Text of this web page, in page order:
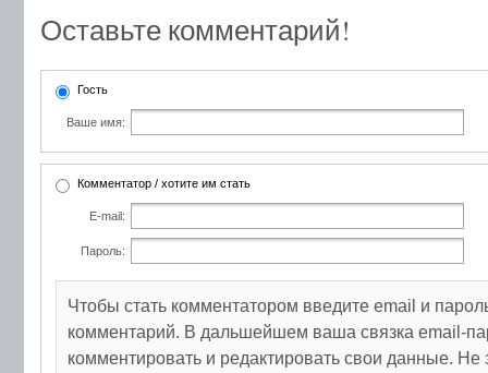
Оставьте комментарий!
Гость
Ваше имя:
Комментатор / хотите им стать
E-mail:
Пароль:
Чтобы стать комментатором введите email и
комментарий. В дальшейшем ваша связка email-
комментировать и редактировать свои данные. Не